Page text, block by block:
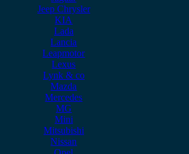
Jeep Chrysler
KIA
Lada
Lancia
Leapmotor
Lexus
Lynk & co
Mazda
Mercedes
MG
Mini
Mitsubishi
Nissan